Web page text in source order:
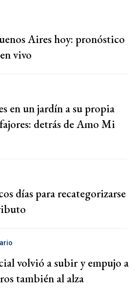
Aires hoy: pronóstico
vivo
en un jardín a su propia
detrás de Amo Mi
días para recategorizarse
volvió a subir y empujo a
también al alza